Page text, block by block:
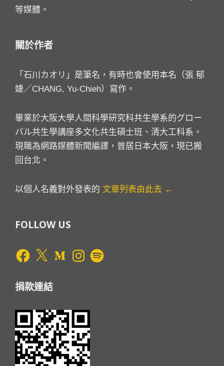
等媒體。
關於作者
「石川カオリ」是筆名，有時也會使用本名（張 郁
婕／CHANG, Yu-Chieh）寫作。
畢業於大阪大學人間科學研究科共生學系的グロー
バル共生學講座多文化共生碩士班、清大工科系。
現職為網路媒體新聞編譯，曾居日本大阪，現已搬
回台北。
以個人名義對外發表的 文章列表由此去 ←
FOLLOW US
Facebook
X MediumInstagram
Spotify
捐款連結